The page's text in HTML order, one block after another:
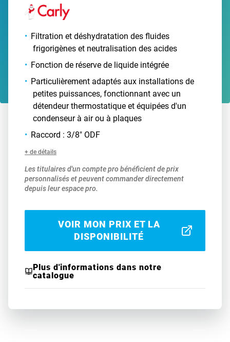
Filtration et déshydratation des fluides
frigorigènes et neutralisation des acides
Fonction de réserve de liquide intégrée
Particulièrement adaptés aux installations de
petites puissances, fonctionnant avec un
détendeur thermostatique et équipées d'un
condenseur à air ou à plaques
Raccord : 3/8" ODF
+ de détails
Les titulaires d'un compte pro bénéficient de prix
personnalisés et peuvent commander directement
depuis leur espace pro.
VOIR MON PRIX ET LA
DISPONIBILITÉ
Plus d'informations dans notre
catalogue